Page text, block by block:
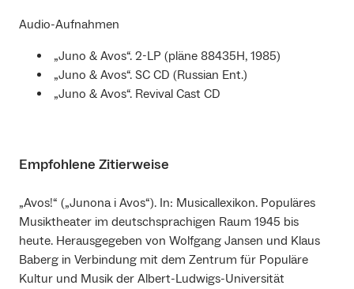
Audio-Aufnahmen
„Juno & Avos“. 2-LP (pläne 88435H, 1985)
„Juno & Avos“. SC CD (Russian Ent.)
„Juno & Avos“. Revival Cast CD
Empfohlene Zitierweise
„Avos!“ („Junona i Avos“). In: Musicallexikon. Populäres
Musiktheater im deutschsprachigen Raum 1945 bis
heute. Herausgegeben von Wolfgang Jansen und Klaus
Baberg in Verbindung mit dem Zentrum für Populäre
Kultur und Musik der Albert-Ludwigs-Universität